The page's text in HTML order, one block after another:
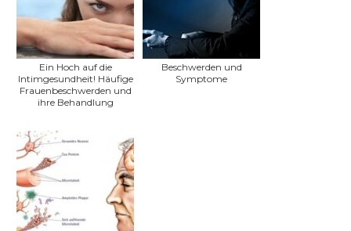
Ein Hoch auf die
Intimgesundheit! Häufige
Frauenbeschwerden und
ihre Behandlung
Beschwerden und
Symptome